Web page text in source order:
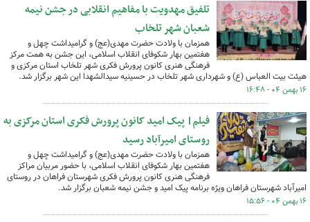
تلفیق مهدویت با مفاهیم انقلابی در جشن نیمه
شعبان شهر تلخاب
همزمان با ولادت حضرت مهدی(عج) و گرامیداشت چهل و
هفتمین بهار شکوفای انقلاب اسلامی، این جشن به همت مرکز
فرهنگی هنری کانون پرورش فکری شهر تلخاب استان مرکزی و
هیئت بیت العباس (ع) و شهرداری شهر تلخاب در حسینیه سیدالشهدا این شهر برگزار شد.
۱۶ بهمن ۰۴ - ۱۶:۴۸
فیلم| پیک امید کانون پرورش فکری استان مرکزی به
روستای امیرآباد رسید
همزمان با ولادت حضرت مهدی(عج) و گرامیداشت چهل و
هفتمین بهار شکوفای انقلاب اسلامی، با حضور مربیان مراکز
فرهنگی هنری کانون پرورش فکری شهرستان فراهان در روستای
امیرآباد شهرستان فراهان ویژه برنامه پیک امید و جشن نیمه شعبان برگزار شد.
۱۶ بهمن ۰۴ - ۱۵:۵۶